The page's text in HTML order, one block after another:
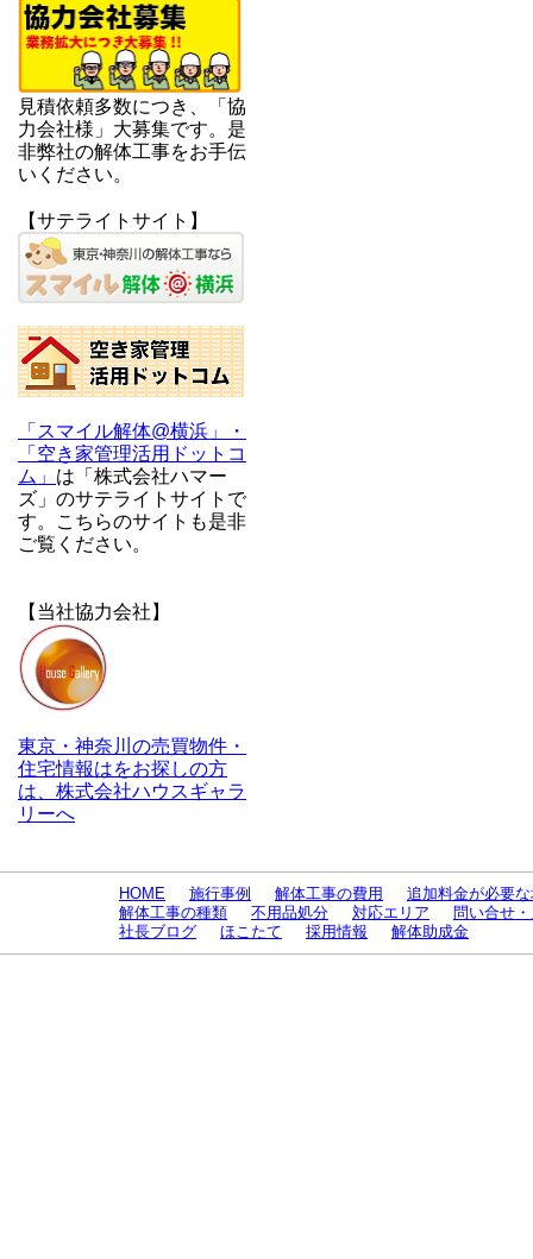
見積依頼多数につき、「協
力会社様」大募集です。是
非弊社の解体工事をお手伝
いください。
【サテライトサイト】
「スマイル解体@横浜」・
「空き家管理活用ドットコ
ム」 は「株式会社ハマー
ズ」のサテライトサイトで
す。こちらのサイトも是非
ご覧ください。
【当社協力会社】
東京・神奈川の売買物件・
住宅情報はをお探しの方
は、株式会社ハウスギャラ
リーへ
HOME 施行事例 解体工事の費用
追加料金が必要
解体工事の種類
不用品処分 対応エリア
問い合せ
社長ブログ
ほこたて 採用情報 解体助成金